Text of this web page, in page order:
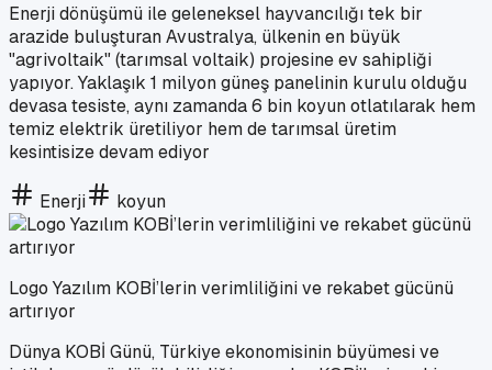
Enerji dönüşümü ile geleneksel hayvancılığı tek bir
arazide buluşturan Avustralya, ülkenin en büyük
"agrivoltaik" (tarımsal voltaik) projesine ev sahipliği
yapıyor. Yaklaşık 1 milyon güneş panelinin kurulu olduğu
devasa tesiste, aynı zamanda 6 bin koyun otlatılarak hem
temiz elektrik üretiliyor hem de tarımsal üretim
kesintisize devam ediyor
Enerji koyun
Logo Yazılım KOBİ’lerin verimliliğini ve rekabet gücünü
artırıyor
Dünya KOBİ Günü, Türkiye ekonomisinin büyümesi ve